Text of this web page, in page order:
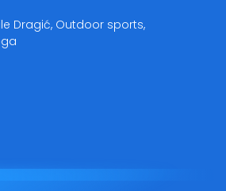
Dragić, Outdoor sports,